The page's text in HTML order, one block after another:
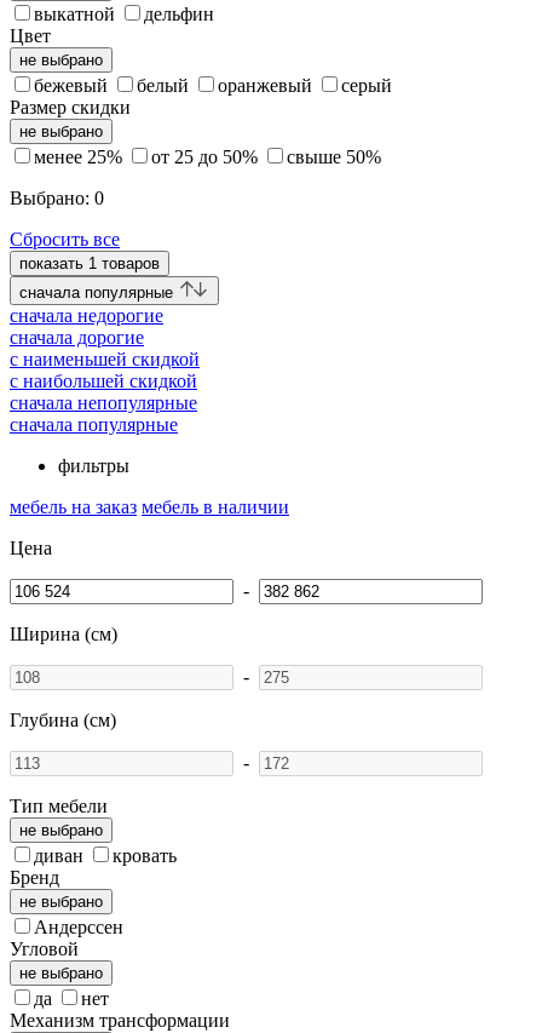
выкатной
дельфин
Цвет
не выбрано
бежевый белый оранжевый
серый
Размер скидки
не выбрано
менее 25% от 25 до 50%
свыше 50%
Выбрано: 0
Сбросить все
показать 1 товаров
cначала популярные
cначала недорогие
cначала дорогие
c наименьшей скидкой
c наибольшей скидкой
сначала непопулярные
сначала популярные
фильтры
мебель на заказ мебель в наличии
Цена
-
Ширина (см)
-
Глубина (см)
-
Тип мебели
не выбрано
диван
кровать
Бренд
не выбрано
Андерссен
Угловой
не выбрано
да
нет
Механизм трансформации